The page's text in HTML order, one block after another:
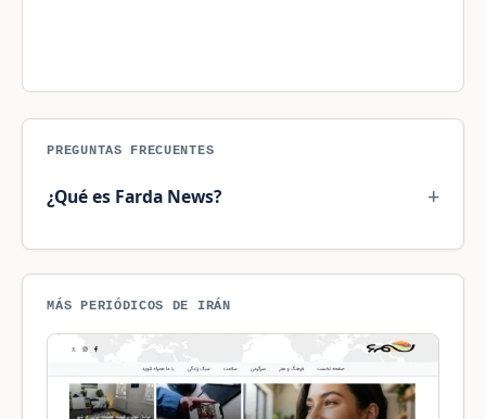
PREGUNTAS FRECUENTES
¿Qué es Farda News?
MÁS PERIÓDICOS DE IRÁN